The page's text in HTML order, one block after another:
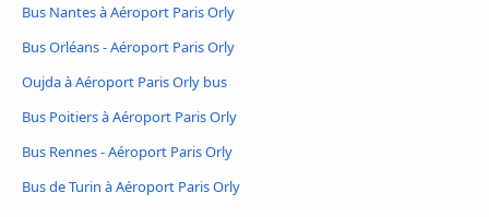
Bus Nantes à Aéroport Paris Orly
Bus Orléans - Aéroport Paris Orly
Oujda à Aéroport Paris Orly bus
Bus Poitiers à Aéroport Paris Orly
Bus Rennes - Aéroport Paris Orly
Bus de Turin à Aéroport Paris Orly